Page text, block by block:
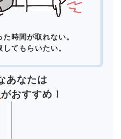
た時間が取れない。
てもらいたい。
あなたは
がおすすめ！